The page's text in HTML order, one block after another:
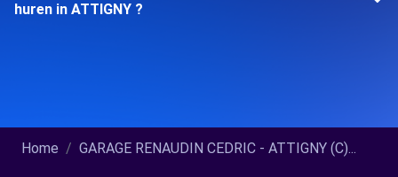
huren in ATTIGNY ?
Home GARAGE RENAUDIN CEDRIC - ATTIGNY (C)...